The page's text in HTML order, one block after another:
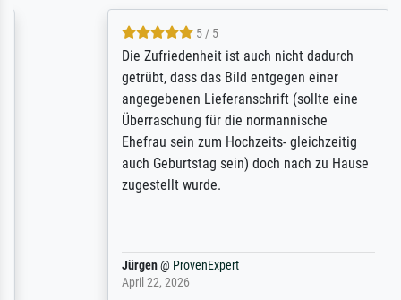
5 / 5
Die Zufriedenheit ist auch nicht dadurch
getrübt, dass das Bild entgegen einer
angegebenen Lieferanschrift (sollte eine
Überraschung für die normannische
Ehefrau sein zum Hochzeits- gleichzeitig
auch Geburtstag sein) doch nach zu Hause
zugestellt wurde.
@ProvenExpert
April 22, 2026